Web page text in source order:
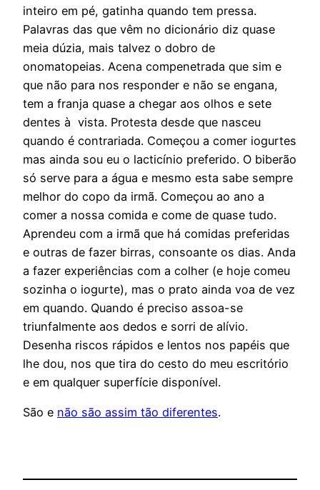
inteiro em pé, gatinha quando tem pressa.
Palavras das que vêm no dicionário diz quase
meia dúzia, mais talvez o dobro de
onomatopeias. Acena compenetrada que sim e
que não para nos responder e não se engana,
tem a franja quase a chegar aos olhos e sete
dentes à vista. Protesta desde que nasceu
quando é contrariada. Começou a comer iogurtes
mas ainda sou eu o lacticínio preferido. O biberão
só serve para a água e mesmo esta sabe sempre
melhor do copo da irmã. Começou ao ano a
comer a nossa comida e come de quase tudo.
Aprendeu com a irmã que há comidas preferidas
e outras de fazer birras, consoante os dias. Anda
a fazer experiências com a colher (e hoje comeu
sozinha o iogurte), mas o prato ainda voa de vez
em quando. Quando é preciso assoa-se
triunfalmente aos dedos e sorri de alívio.
Desenha riscos rápidos e lentos nos papéis que
lhe dou, nos que tira do cesto do meu escritório
e em qualquer superfície disponível.
São e não são assim tão diferentes.